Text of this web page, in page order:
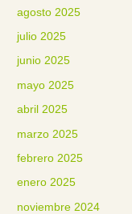
agosto 2025
julio 2025
junio 2025
mayo 2025
abril 2025
marzo 2025
febrero 2025
enero 2025
noviembre 2024